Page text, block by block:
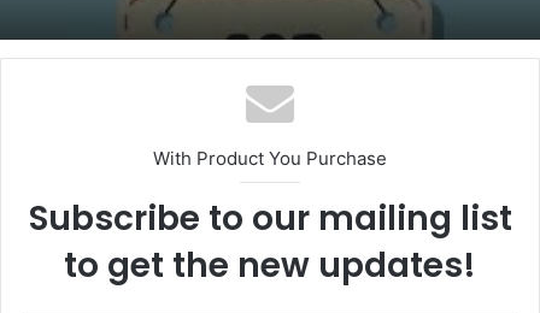
With Product You Purchase
Subscribe to our mailing list
to get the new updates!